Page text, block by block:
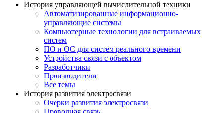
История управляющей вычислительной техники
Автоматизированные информационно-
управляющие системы
Компьютерные технологии для встраиваемых
систем
ПО и ОС для систем реального времени
Устройства связи с объектом
Разработчики
Производители
Все темы
История развития электросвязи
Очерки развития электросвязи
Проводная связь